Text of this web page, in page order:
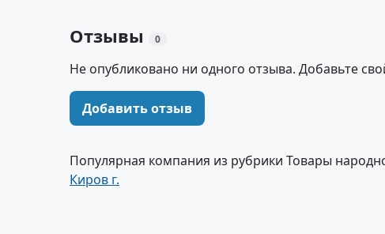
Отзывы 0
Не опубликовано ни одного отзыва. Добавьте
Добавить отзыв
Популярная компания из рубрики Товары
Киров г.